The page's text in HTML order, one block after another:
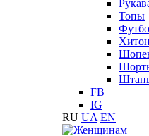
Топы
FB
IG
RU UA EN